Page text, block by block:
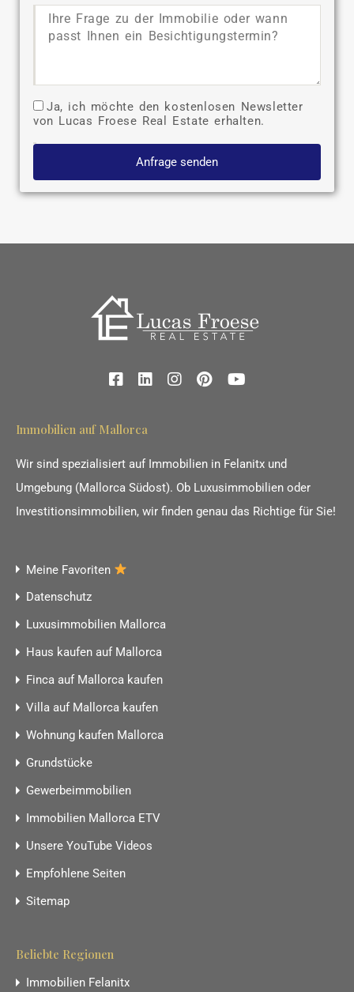
Ja, ich möchte den kostenlosen Newsletter
von Lucas Froese Real Estate erhalten.
Anfrage senden
Immobilien auf Mallorca
Wir sind spezialisiert auf Immobilien in Felanitx und
Umgebung (Mallorca Südost). Ob Luxusimmobilien oder
Investitionsimmobilien, wir finden genau das Richtige für Sie!
Meine Favoriten
Datenschutz
Luxusimmobilien Mallorca
Haus kaufen auf Mallorca
Finca auf Mallorca kaufen
Villa auf Mallorca kaufen
Wohnung kaufen Mallorca
Grundstücke
Gewerbeimmobilien
Immobilien Mallorca ETV
Unsere YouTube Videos
Empfohlene Seiten
Sitemap
Beliebte Regionen
Immobilien Felanitx